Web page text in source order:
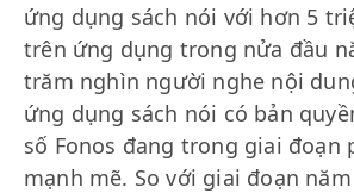
ứng dụng sách nói với hơn 5
trên ứng dụng trong nửa đầu
trăm nghìn người nghe nội
ứng dụng sách nói có bản
số Fonos đang trong giai đoạn
mạnh mẽ. So với giai đoạn